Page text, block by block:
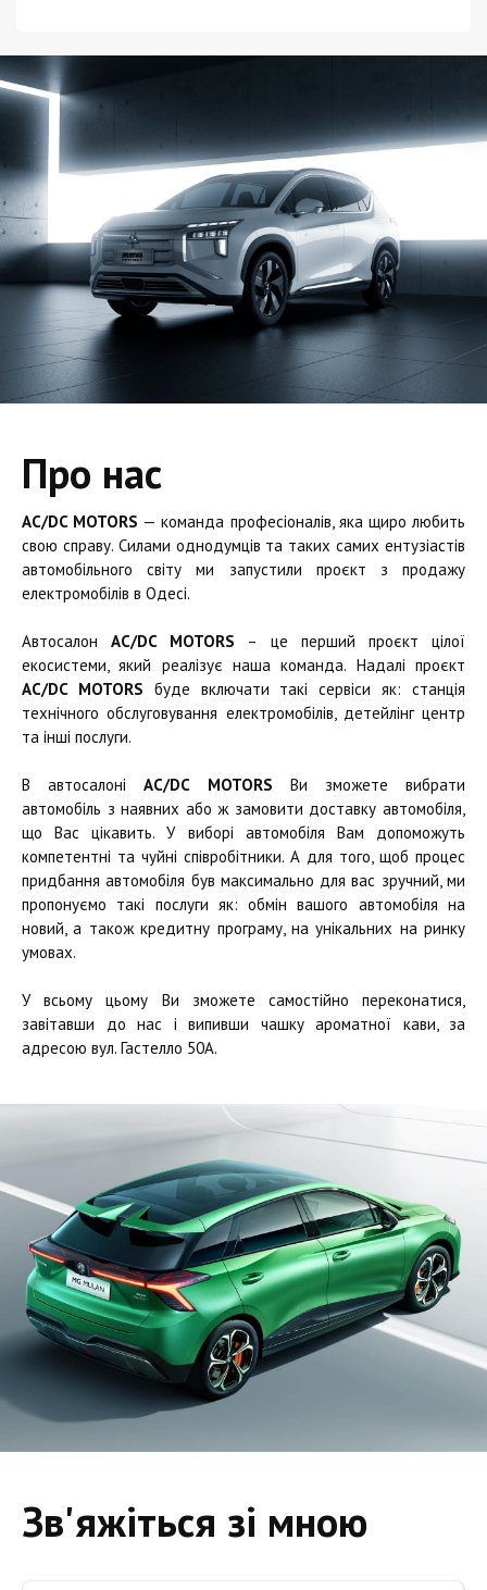
Про нас
AC/DC MOTORS — команда професіоналів, яка щиро любить
свою справу. Силами однодумців та таких самих ентузіастів
автомобільного світу ми запустили проєкт з продажу
електромобілів в Одесі.
АвтосалонAC/DC MOTORS – це перший проєкт цілої
екосистеми, який реалізує наша команда. Надалі проєкт
AC/DC MOTORS буде включати такі сервіси як: станція
технічного обслуговування електромобілів, детейлінг центр
та інші послуги.
В автосалоніAC/DC MOTORS Ви зможете вибрати
автомобіль з наявних або ж замовити доставку автомобіля,
що Вас цікавить. У виборі автомобіля Вам допоможуть
компетентні та чуйні співробітники. А для того, щоб процес
придбання автомобіля був максимально для вас зручний, ми
пропонуємо такі послуги як: обмін вашого автомобіля на
новий, а також кредитну програму, на унікальних на ринку
умовах.
У всьому цьому Ви зможете самостійно переконатися,
завітавши до нас і випивши чашку ароматної кави, за
адресою вул. Гастелло 50А.
Зв'яжіться зі мною